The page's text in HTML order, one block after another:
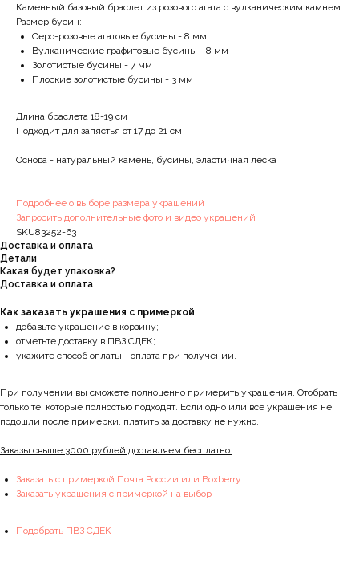
Каменный базовый браслет из розового агата с вулканическим камнем
Размер бусин:
Серо-розовые агатовые бусины - 8 мм
Вулканические графитовые бусины - 8 мм
Золотистые бусины - 7 мм
Плоские золотистые бусины - 3 мм
Длина браслета 18-19 см
Подходит для запястья от 17 до 21 см
Основа - натуральный камень, бусины, эластичная леска
Подробнее о выборе размера украшений
Запросить дополнительные фото и видео украшений
SKU83252-63
Доставка и оплата
Детали
Какая будет упаковка?
Доставка и оплата
Как заказать украшения с примеркой
добавьте украшение в корзину;
отметьте доставку в ПВЗ СДЕК;
укажите способ оплаты - оплата при получении.
При получении вы сможете полноценно примерить украшения. Отобрать
только те, которые полностью подходят. Если одно или все украшения не
подошли после примерки, платить за доставку не нужно.
Заказы свыше 3000 рублей доставляем бесплатно.
Заказать с примеркой Почта России или Boxberry
Заказать украшения с примеркой на выбор
Подобрать ПВЗ СДЕК